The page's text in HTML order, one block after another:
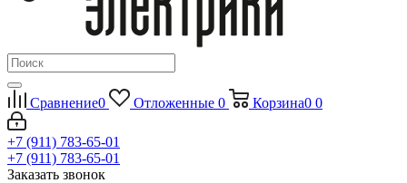
Сравнение0 Отложенные 0 Корзина0 0
+7 (911) 783-65-01
+7 (911) 783-65-01
Заказать звонок